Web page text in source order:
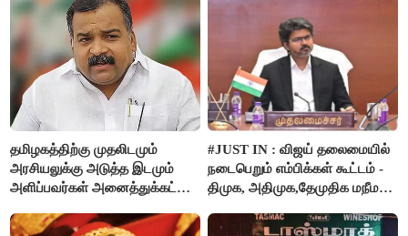
தமிழகத்திற்கு முதலிடமும்
அரசியலுக்கு அடுத்த இடமும்
அளிப்பவர்கள் அனைத்துக்கட்சி
பங்கேற்பார்கள் - மாணிக்கம்
#JUST IN : விஜய் தலைமையில்
நடைபெறும் எம்பிக்கள் கூட்டம் -
திமுக, அதிமுக,தேமுதிக மநீம